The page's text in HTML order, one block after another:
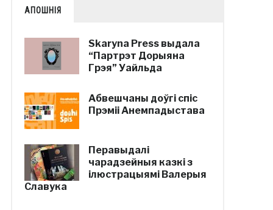
АПОШНІЯ
Skaryna Press выдала
“Партрэт Дорыяна
Грэя” Уайльда
Абвешчаны доўгі спіс
Прэміі Анемпадыстава
Перавыдалі
чарадзейныя казкі з
ілюстрацыямі Валерыя
Славука